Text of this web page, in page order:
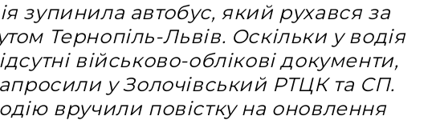
зупинила автобус, який рухався за
Тернопіль-Львів. Оскільки у водія
військово-облікові документи,
у Золочівський РТЦК та СП.
вручили повістку на оновлення